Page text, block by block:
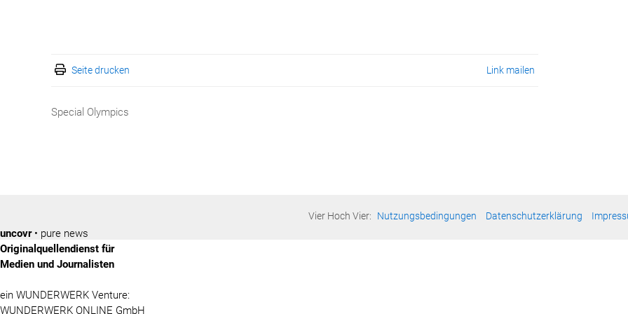
Seite drucken Link mailen
Special Olympics
Vier Hoch Vier: Nutzungsbedingungen Datenschutzerklärung
uncovr• pure news
Originalquellendienst für
Medien und Journalisten
ein WUNDERWERK Venture:
WUNDERWERK ONLINE GmbH